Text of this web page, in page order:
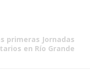
primeras Jornadas
en Río Grande